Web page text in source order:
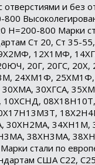
и без
H=200-800 Марки
Ст 20, Ст 35-
12Х1МФ,
20Г, 20ГС, 20Х,
24ХМ1Ф,
30ХГСА,
10ХСНД,
30ХН2МА, 34ХН1М,
38ХН3МА,
стали по
США C22,